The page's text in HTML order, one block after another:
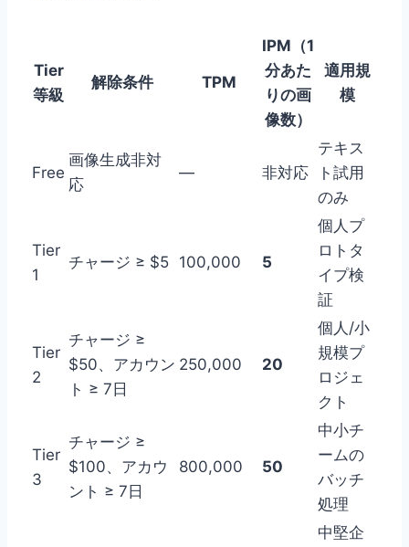
Tier
等級
解除条件 TPM
IPM（1
分あた
りの画
像数）
適用規
模
Free
画像生成非対
応
— 非対応
テキス
ト試用
のみ
Tier
1
チャージ ≥ $5 100,000 5
個人プ
ロトタ
イプ検
証
Tier
2
チャージ ≥
$50、アカウン
ト ≥ 7日
250,000 20
個人/小
規模プ
ロジェ
クト
Tier
3
チャージ ≥
$100、アカウ
ント ≥ 7日
800,000 50
中小チ
ームの
バッチ
処理
中堅企